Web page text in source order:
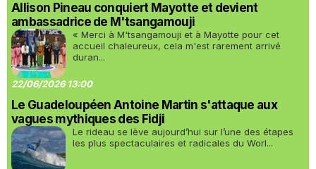
Allison Pineau conquiert Mayotte et devient
ambassadrice de M'tsangamouji
« Merci à M'tsangamouji et à Mayotte pour cet
accueil chaleureux, cela m'est rarement arrivé
duran...
22/06/2026 13:00
Le Guadeloupéen Antoine Martin s'attaque aux
vagues mythiques des Fidji
Le rideau se lève aujourd’hui sur l’une des étapes
les plus spectaculaires et radicales du Worl...